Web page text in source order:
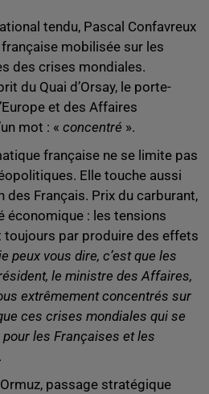
tendu, Pascal Confavreux
mobilisée sur les
des crises mondiales.
du Quai d’Orsay, le porte-
et des Affaires
mot : « concentré ».
française ne se limite pas
Elle touche aussi
Français. Prix du carburant,
économique : les tensions
toujours par produire des effets
peux vous dire, c’est que les
le ministre des Affaires,
extrêmement concentrés sur
ces crises mondiales qui se
les Françaises et les
passage stratégique